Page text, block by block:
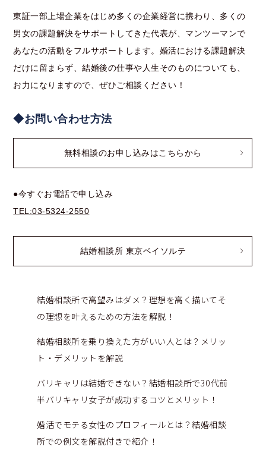
東証一部上場企業をはじめ多くの企業経営に携わり、多くの
男女の課題解決をサポートしてきた代表が、マンツーマンで
あなたの活動をフルサポートします。婚活における課題解決
だけに留まらず、結婚後の仕事や人生そのものについても、
お力になりますので、ぜひご相談ください！
◆お問い合わせ方法
無料相談のお申し込みはこちらから
●今すぐお電話で申し込み
TEL:03-5324-2550
結婚相談所 東京ベイソルテ
結婚相談所で高望みはダメ？理想を高く描いてそ
の理想を叶えるための方法を解説！
結婚相談所を乗り換えた方がいい人とは？メリッ
ト・デメリットを解説
バリキャリは結婚できない？結婚相談所で30代前
半バリキャリ女子が成功するコツとメリット！
婚活でモテる女性のプロフィールとは？結婚相談
所での例文を解説付きで紹介！